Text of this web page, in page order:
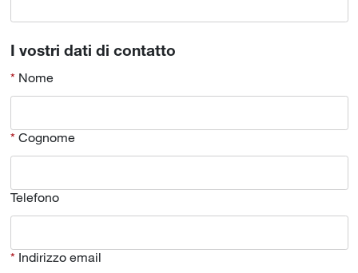
I vostri dati di contatto
Nome
Cognome
Telefono
Indirizzo email